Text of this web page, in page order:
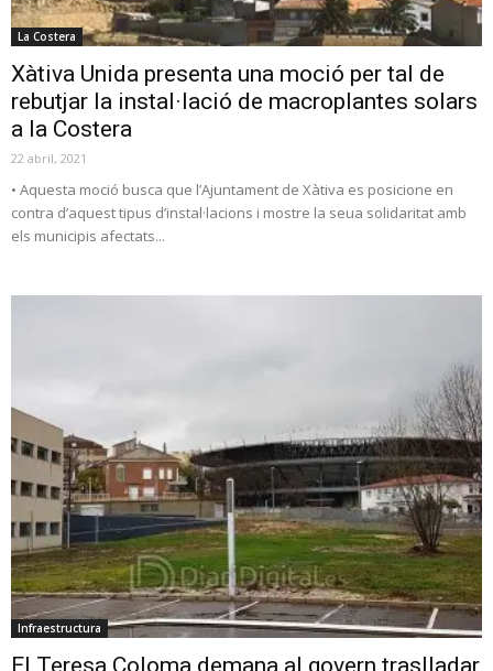
La Costera
Xàtiva Unida presenta una moció per tal de
rebutjar la instal·lació de macroplantes solars
a la Costera
22 abril, 2021
• Aquesta moció busca que l’Ajuntament de Xàtiva es posicione en
contra d’aquest tipus d’instal·lacions i mostre la seua solidaritat amb
els municipis afectats...
Infraestructura
El Teresa Coloma demana al govern traslladar